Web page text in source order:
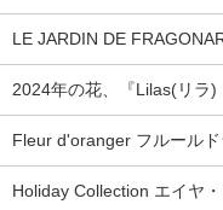
LE JARDIN DE
2024年の花、『Lilas(リラ
Fleur d'oranger フルールド
Holiday Collection エイヤ